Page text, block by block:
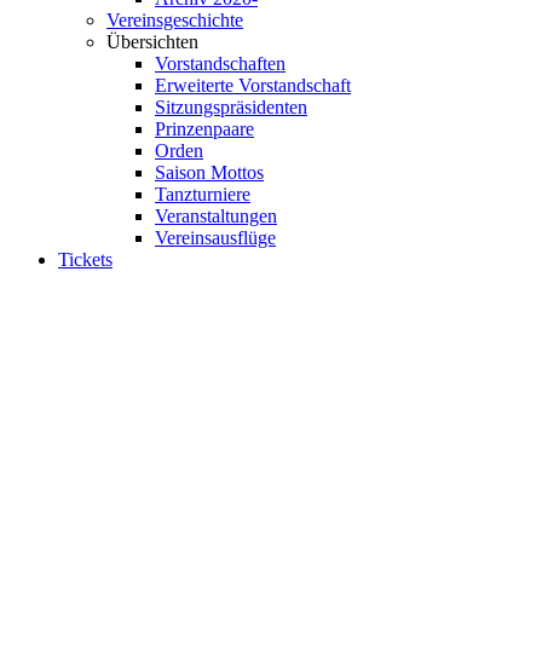
Vereinsgeschichte
Übersichten
Vorstandschaften
Erweiterte Vorstandschaft
Sitzungspräsidenten
Prinzenpaare
Orden
Saison Mottos
Tanzturniere
Veranstaltungen
Vereinsausflüge
Tickets